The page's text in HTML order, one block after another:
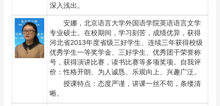
深入浅出。
安娜 ，北京语言大学外国语学院英语语言文学
专业硕士。在校期间，学习刻苦，成绩优异，获得
河北省2013年度省级三好学生、连续三年获得校级
优秀学生一等奖学金、三好学生、优秀团干荣誉称
号，获得演讲比赛，读书比赛等多项奖项。自我评
价：性格开朗、为人诚恳、乐观向上、兴趣广泛。
授课特点：态度严谨，讲课一丝不苟，条缕清
晰。